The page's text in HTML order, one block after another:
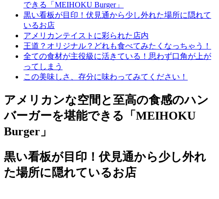
できる「MEIHOKU Burger」
黒い看板が目印！伏見通から少し外れた場所に隠れて
いるお店
アメリカンテイストに彩られた店内
王道？オリジナル？どれも食べてみたくなっちゃう！
全ての食材が主役級に活きている！思わず口角が上が
ってしまう
この美味しさ、存分に味わってみてください！
アメリカンな空間と至高の食感のハン
バーガーを堪能できる「MEIHOKU
Burger」
黒い看板が目印！伏見通から少し外れ
た場所に隠れているお店